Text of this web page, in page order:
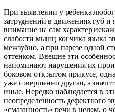
При выявлении у ребенка
затруднений в движениях губ и
внимание на сам характер
слабости мышц кончика языка
межзубно, а при парезе одной
оттенком. Внешне эти
напоминают нарушения их
боковом открытом прикусе,
уже совершенно другая, а
иные. Нередко наблюдается в
неопределенность дефектного
«смазанность» речи в целом, о